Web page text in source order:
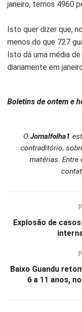
janeiro, temos 4960
Isto quer dizer que,
menos do que 727
Isto dá uma média
diariamente em
Boletins de ontem e
O Jornalfolha1
contraditório,
matérias.
Explosão de
Baixo Guandu
6 a 11 anos,